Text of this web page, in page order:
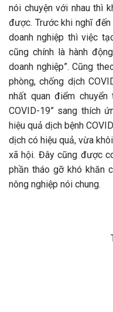
nói chuyện với nhau thì
được. Trước khi nghĩ
doanh nghiệp thì việc
cũng chính là hành
doanh nghiệp”. Cũng
phòng, chống dịch
nhất quan điểm
COVID-19” sang thích
hiệu quả dịch bệnh
dịch có hiệu quả, vừa
xã hội. Đây cũng được
phần tháo gỡ khó khăn
nông nghiệp nói chung.